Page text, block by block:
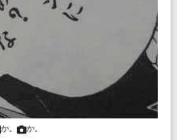
か。 か。